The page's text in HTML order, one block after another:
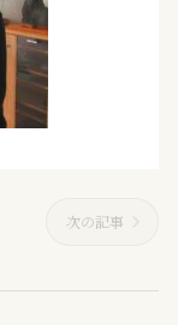
次の記事